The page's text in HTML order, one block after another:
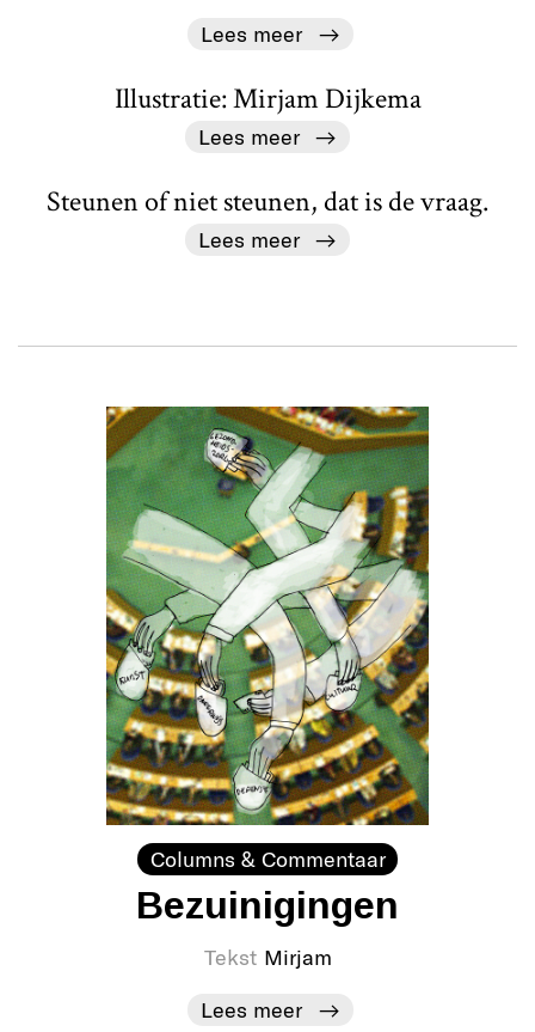
Lees meer
Illustratie: Mirjam Dijkema
Lees meer
Steunen of niet steunen, dat is de vraag.
Lees meer
Columns & Commentaar
Bezuinigingen
Tekst Mirjam
Lees meer